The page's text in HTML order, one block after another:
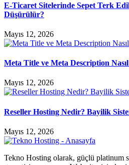
E-Ticaret Sitelerinde Sepet Terk
Düşürülür?
Mayıs 12, 2026
Meta Title ve Meta Description Nasıl
Mayıs 12, 2026
Reseller Hosting Nedir? Bayilik
Mayıs 12, 2026
Tekno Hosting olarak, güçlü platinum